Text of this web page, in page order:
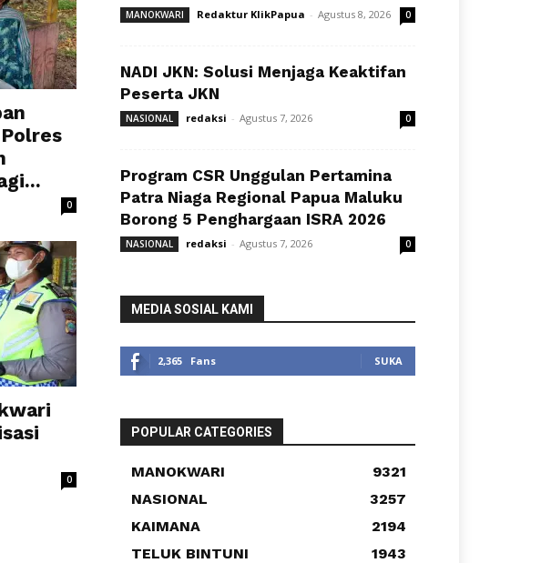
0
0
MANOKWARI Redaktur KlikPapua - Agustus 8, 2026 0
NADI JKN: Solusi Menjaga Keaktifan
Peserta JKN
NASIONAL redaksi - Agustus 7, 2026 0
Program CSR Unggulan Pertamina
Patra Niaga Regional Papua Maluku
Borong 5 Penghargaan ISRA 2026
NASIONAL redaksi - Agustus 7, 2026 0
MEDIA SOSIAL KAMI
2,365 Fans SUKA
POPULAR CATEGORIES
MANOKWARI
9321
NASIONAL
3257
KAIMANA
2194
TELUK BINTUNI
1943